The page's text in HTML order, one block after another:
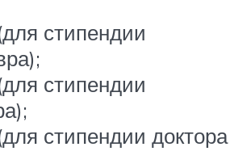
стипендии
стипендии
стипендии доктора